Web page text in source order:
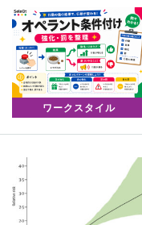
ワークスタイル